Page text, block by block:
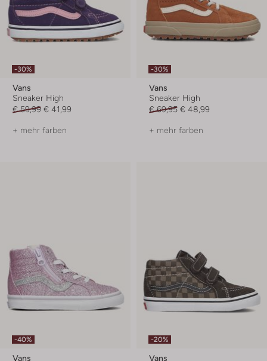
-30%
Vans
Sneaker High
€ 59,99 € 41,99
+ mehr farben
-30%
Vans
Sneaker High
€ 69,95 € 48,99
+ mehr farben
-40%
Vans
-20%
Vans